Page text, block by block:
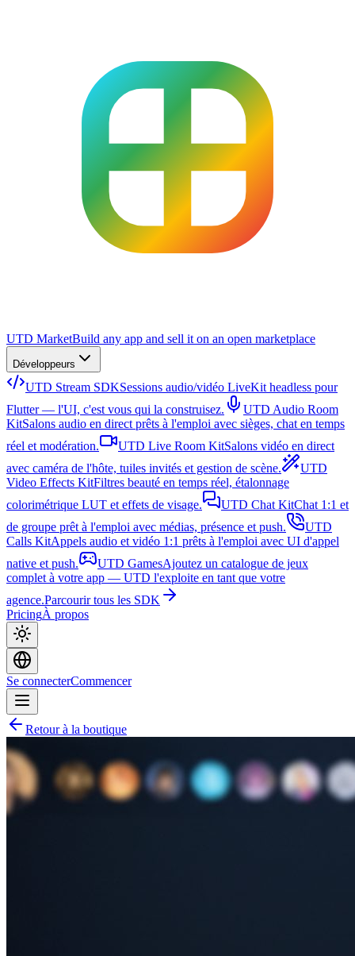
UTD MarketBuild any app and sell it on an open marketplace
Développeurs
UTD Stream SDKSessions audio/vidéo LiveKit headless pour
Flutter — l'UI, c'est vous qui la construisez.
UTD Audio Room
KitSalons audio en direct prêts à l'emploi avec sièges, chat en temps
réel et modération.
UTD Live Room KitSalons vidéo en direct
avec caméra de l'hôte, tuiles invités et gestion de scène.
UTD
Video Effects KitFiltres beauté en temps réel, étalonnage
colorimétrique LUT et effets de visage.
UTD Chat KitChat 1:1 et
de groupe prêt à l'emploi avec médias, présence et push.
UTD
Calls KitAppels audio et vidéo 1:1 prêts à l'emploi avec UI d'appel
native et push.
UTD GamesAjoutez un catalogue de jeux
complet à votre app — UTD l'exploite en tant que votre
agence.Parcourir tous les SDK
PricingÀ propos
Se connecterCommencer
Retour à la boutique